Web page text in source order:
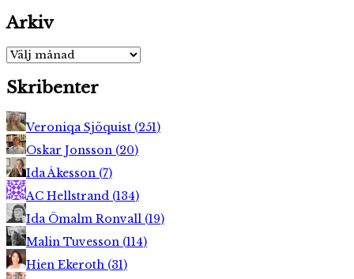
Arkiv
Arkiv
Skribenter
Veroniqa Sjöquist (251)
Oskar Jonsson (20)
Ida Åkesson (7)
AC Hellstrand (134)
Ida Ömalm Ronvall (19)
Malin Tuvesson (114)
Hien Ekeroth (31)